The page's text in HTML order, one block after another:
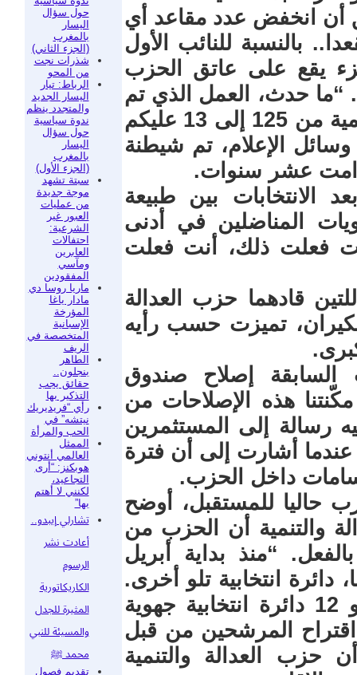
حول سؤال
اليسار
بالمغرب
(الجزء الثاني)
شذرات نجت
من المحو
الرباط: تيار
اليسار الجديد
والمتجدد ينظم
ندوة سياسية
حول سؤال
اليسار
بالمغرب
(الجزء الأول)
سبتة تشهد
موجة جديدة
من عمليات
العبور غير
الشرعية:
احتفالات
العابرين
ومآسي
المفقودين
ماريا روسا دي
مادار ياغا
المؤرخة
الإسبانية
المتخصصة في
الريف
الطاهر
بنجلون..
حقائق يجب
التذكير بها
رأي “فريديريك
نيتشه” في
الحب والمرأة
الممثل
العالمي أنتوني
هوبكنز: “أرى
التجاعيد،
لكنني لا أهتم
بها”
تشارلي إيبدو..
أعادت نشر
الرسوم
الكاريكاتورية
المثيرة للجدل
والمسيئة للنبي
محمد ﷺ
تقديم فصول
أن انخفض عدد مقاعد أي
من 125 إلى 13 مقعدا.. بالنسبة للنائب الأول
يقع على عاتق الحزب
“ما حدث، العمل الذي تم
إنجازه حتى يتراجع حزب العدالة والتنمية من 125 إلى 13 عليكم
الإعلام، تم شيطنة
دامت عشر سنوات.
الانتخابات بين طبيعة
المناضلين في أدنى
فعلت ذلك، أنت فعلت
قادهما حزب العدالة
تميزت حسب رأيه
إصلاح صندوق
هذه الإصلاحات من
رسالة إلى المستثمرين
عندما أشارت إلى أن فترة
داخل الحزب.
حاليا للمستقبل، أوضح
والتنمية أن الحزب من
“منذ بداية أبريل
دائرة انتخابية تلو أخرى.
ومن أصل 92 دائرة انتخابية محلية و 12 دائرة انتخابية جهوية
ويتم اقتراح المرشحين من قبل
حزب العدالة والتنمية